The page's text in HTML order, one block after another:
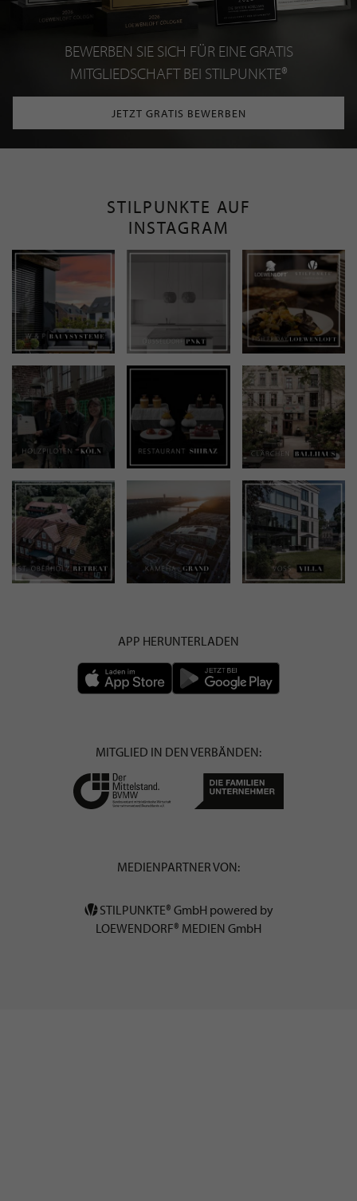
BEWERBEN SIE SICH FÜR EINE GRATIS
MITGLIEDSCHAFT BEI STILPUNKTE®
JETZT GRATIS BEWERBEN
STILPUNKTE AUF
INSTAGRAM
APP HERUNTERLADEN
MITGLIED IN DEN VERBÄNDEN:
MEDIENPARTNER VON:
STILPUNKTE® GmbH powered by
LOEWENDORF® MEDIEN GmbH